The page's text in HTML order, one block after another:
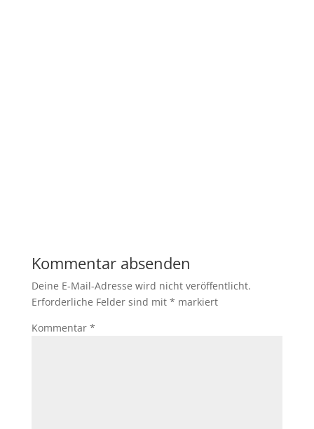
Kommentar absenden
Deine E-Mail-Adresse wird nicht veröffentlicht.
Erforderliche Felder sind mit * markiert
Kommentar *